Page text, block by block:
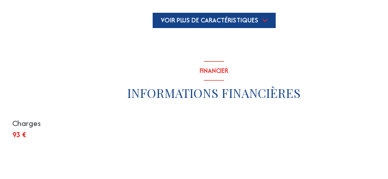
ascenseur
VOIR PLUS DE CARACTÉRISTIQUES
FINANCIER
INFORMATIONS FINANCIÈRES
Charges
93 €